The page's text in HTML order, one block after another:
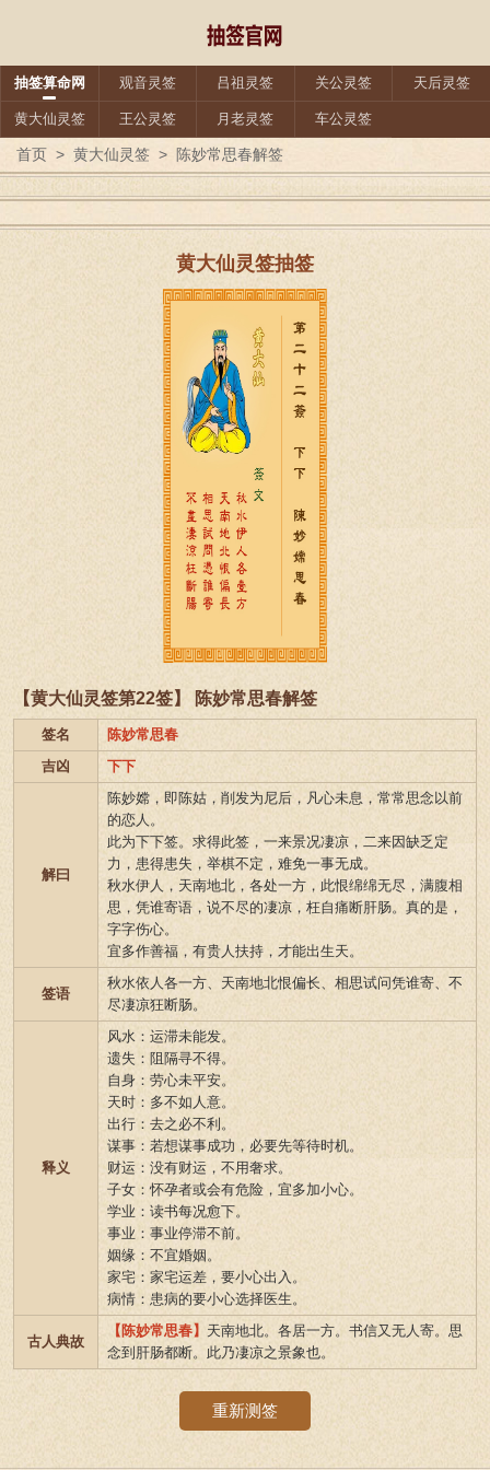
抽签算命网 观音灵签 吕祖灵签 关公灵签 天后灵签
黄大仙灵签 王公灵签 月老灵签 车公灵签
首页 > 黄大仙灵签 > 陈妙常思春解签
黄大仙灵签抽签
【黄大仙灵签第22签】 陈妙常思春解签
签名
陈妙常思春
吉凶
下下
解曰
陈妙嫦，即陈姑，削发为尼后，凡心未息，常常思念以前
的恋人。
此为下下签。求得此签，一来景况凄凉，二来因缺乏定
力，患得患失，举棋不定，难免一事无成。
秋水伊人，天南地北，各处一方，此恨绵绵无尽，满腹相
思，凭谁寄语，说不尽的凄凉，枉自痛断肝肠。真的是，
字字伤心。
宜多作善福，有贵人扶持，才能出生天。
签语
秋水依人各一方、天南地北恨偏长、相思试问凭谁寄、不
尽凄凉狂断肠。
释义
风水：运滞未能发。
遗失：阻隔寻不得。
自身：劳心未平安。
天时：多不如人意。
出行：去之必不利。
谋事：若想谋事成功，必要先等待时机。
财运：没有财运，不用奢求。
子女：怀孕者或会有危险，宜多加小心。
学业：读书每况愈下。
事业：事业停滞不前。
姻缘：不宜婚姻。
家宅：家宅运差，要小心出入。
病情：患病的要小心选择医生。
古人典故
【陈妙常思春】 天南地北。各居一方。书信又无人寄。思
念到肝肠都断。此乃凄凉之景象也。
重新测签